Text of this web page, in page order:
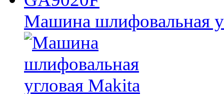
Машина шлифовальная